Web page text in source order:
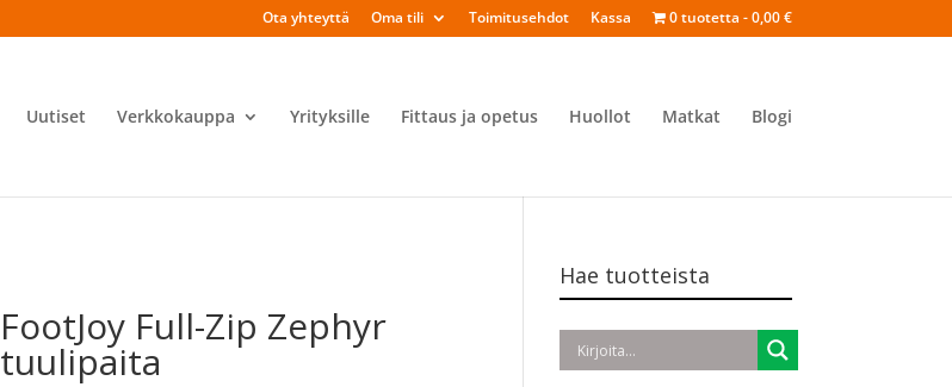
Ota yhteyttä Oma tili Toimitusehdot Kassa 0 tuotetta 0,00 €
Uutiset Verkkokauppa Yrityksille Fittaus ja opetus Huollot Matkat Blogi
FootJoy Full-Zip Zephyr
tuulipaita
Hae tuotteista